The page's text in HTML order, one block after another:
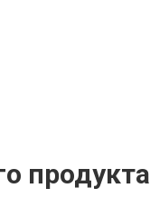
продукта